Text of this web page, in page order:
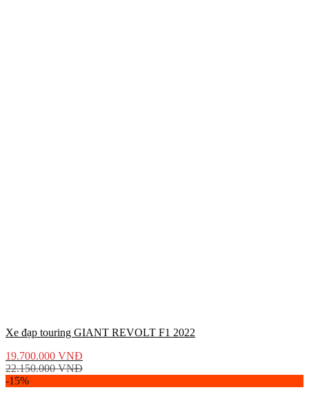
Xe đạp touring GIANT REVOLT F1 2022
19.700.000 VNĐ
22.150.000VNĐ
-15%